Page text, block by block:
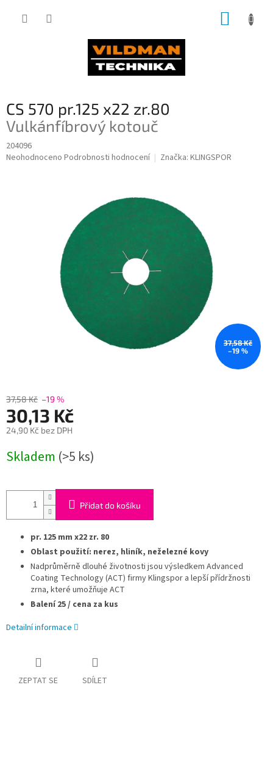
CS 570 pr.125 x22 zr.80
Vulkánfíbrový kotouč
204096
Průměrné
Neohodnoceno Podrobnosti hodnocení Značka: KLINGSPOR
37,58 Kč
–19 %
37,58 Kč –19 %
30,13 Kč
24,90 Kč bez DPH
cena:
Skladem (>5 ks)
Přidat do košíku
pr. 125 mm x22 zr. 80
Oblast použití: nerez, hliník, neželezné kovy
Nadprůměrně dlouhé životnosti jsou výsledkem Advanced
Coating Technology (ACT) firmy Klingspor a lepší přídržnosti
zrna, které umožňuje ACT
Balení 25 / cena za kus
Detailní informace
ZEPTAT SE SDÍLET